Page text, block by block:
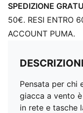
SPEDIZIONE
50€. RESI ENTRO
ACCOUNT PUMA.
Pensata per chi
giacca a vento
in rete e tasche